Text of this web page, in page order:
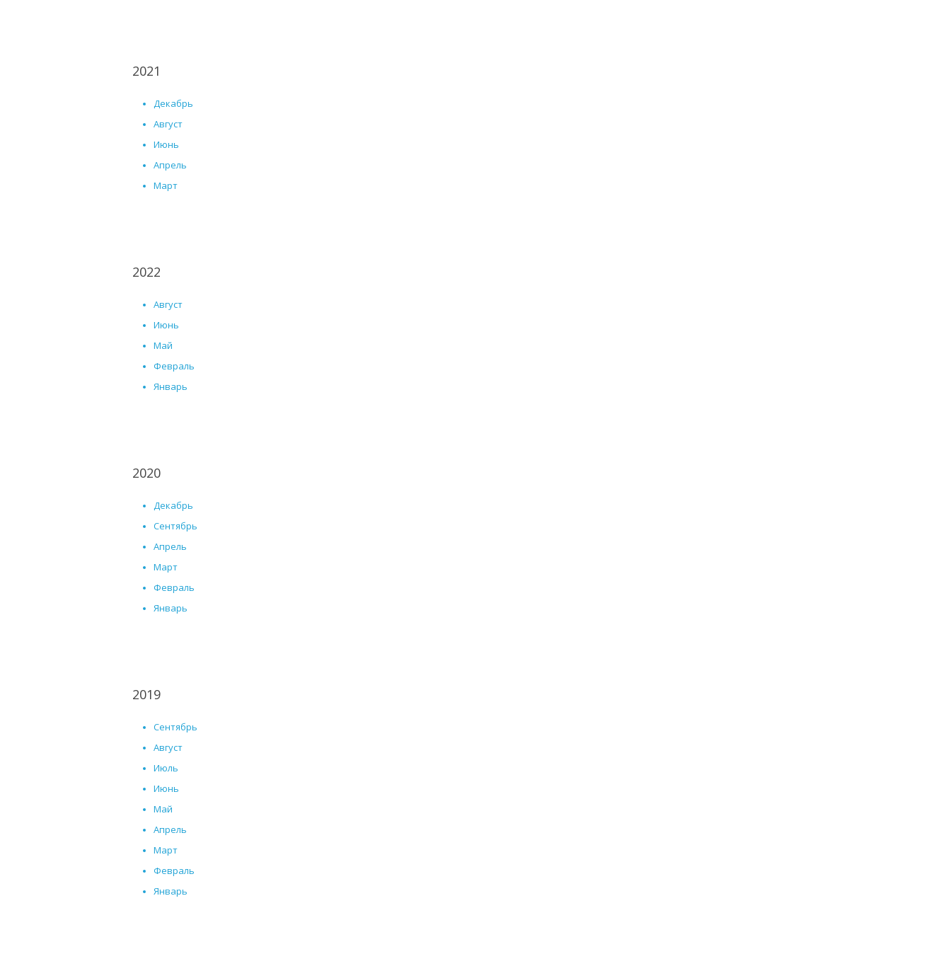
2021
Декабрь
Август
Июнь
Апрель
Март
2022
Август
Июнь
Май
Февраль
Январь
2020
Декабрь
Сентябрь
Апрель
Март
Февраль
Январь
2019
Сентябрь
Август
Июль
Июнь
Май
Апрель
Март
Февраль
Январь